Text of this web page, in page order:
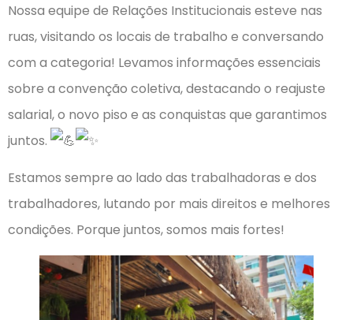
Nossa equipe de Relações Institucionais esteve nas
ruas, visitando os locais de trabalho e conversando
com a categoria! Levamos informações essenciais
sobre a convenção coletiva, destacando o reajuste
salarial, o novo piso e as conquistas que garantimos
juntos.
Estamos sempre ao lado das trabalhadoras e dos
trabalhadores, lutando por mais direitos e melhores
condições. Porque juntos, somos mais fortes!